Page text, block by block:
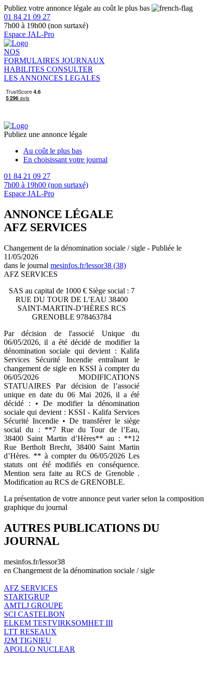
Publiez votre annonce légale au coût le plus bas
01 84 21 09 27
7h00 à 19h00 (non surtaxé)
Espace JAL-Pro
NOS
FORMULAIRES JOURNAUX
HABILITES CONSULTER
LES ANNONCES LEGALES
Publiez une annonce légale
Au coût le plus bas
En choisissant votre journal
01 84 21 09 27
7h00 à 19h00 (non surtaxé)
Espace JAL-Pro
ANNONCE LÉGALE
AFZ SERVICES
Changement de la dénomination sociale / sigle - Publiée le
11/05/2026
dans le journal mesinfos.fr/lessor38 (38)
AFZ SERVICES
SAS au capital de 1000 € Siège social : 7
RUE DU TOUR DE L’EAU 38400
SAINT-MARTIN-D’HÈRES RCS
GRENOBLE 978463784
Par décision de l'associé Unique du
06/05/2026, il a été décidé de modifier la
dénomination sociale qui devient : Kalifa
Services Sécurité Incendie entraînant le
changement de sigle en KSSI à compter du
06/05/2026 MODIFICATIONS
STATUAIRES Par décision de l’associé
unique en date du 06 Mai 2026, il a été
décidé : • De modifier la dénomination
sociale qui devient : KSSI - Kalifa Services
Sécurité Incendie • De transférer le siège
social du : **7 Rue du Tour de l’Eau,
38400 Saint Martin d’Hères** au : **12
Rue Bertholt Brecht, 38400 Saint Martin
d’Hères. ** à compter du 06/05/2026 Les
statuts ont été modifiés en conséquence.
Mention sera faite au RCS de Grenoble .
Modification au RCS de GRENOBLE.
La présentation de votre annonce peut varier selon la composition
graphique du journal
AUTRES PUBLICATIONS DU
JOURNAL
mesinfos.fr/lessor38
en Changement de la dénomination sociale / sigle
AFZ SERVICES
STARTGRUP
AMTLJ GROUPE
SCI CASTELBON
ELKEM TESTVIRKSOMHET III
LTT RESEAUX
J2M TIGNIEU
APOLLO NUCLEAR